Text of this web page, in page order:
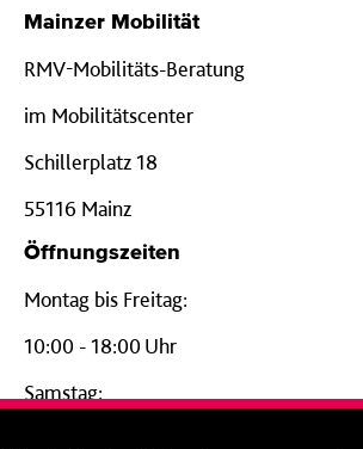
Mainzer Mobilität
RMV-Mobilitäts-Beratung
im Mobilitätscenter
Schillerplatz 18
55116 Mainz
Öffnungszeiten
Montag bis Freitag:
10:00 - 18:00 Uhr
Samstag: